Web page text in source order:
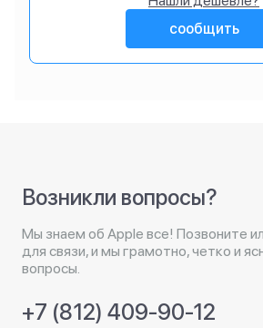
сообщить
Возникли вопросы?
Мы знаем об Apple все! Позвоните
для связи, и мы грамотно, четко и
вопросы.
+7 (812) 409-90-12